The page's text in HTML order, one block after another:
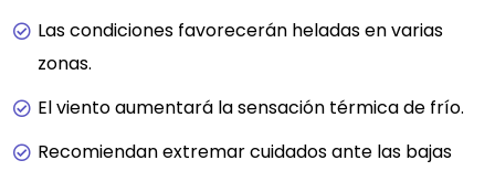
Las condiciones favorecerán heladas en varias
zonas.
El viento aumentará la sensación térmica de frío.
Recomiendan extremar cuidados ante las bajas